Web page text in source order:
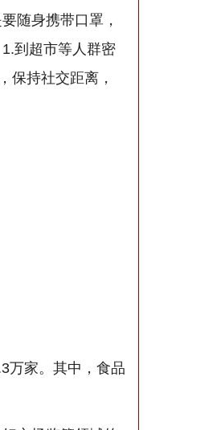
随身携带口罩，
到超市等人群密
保持社交距离，
万家。其中，食品